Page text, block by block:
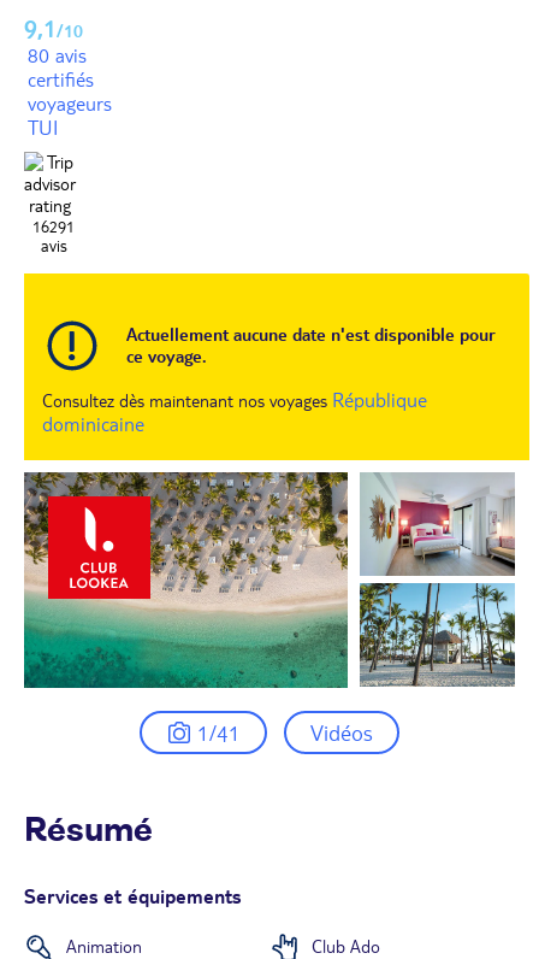
9,1/10
80 avis
certifiés
voyageurs
TUI
16291
avis
Actuellement aucune date n'est disponible pour
ce voyage.
Consultez dès maintenant nos voyages République
dominicaine
1/41 Vidéos
Résumé
Services et équipements
Animation
Club Ado